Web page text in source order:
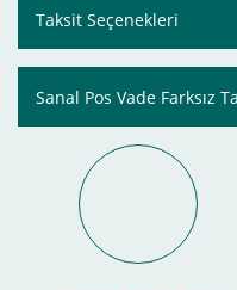
Taksit Seçenekleri
Sanal Pos Vade Farksız